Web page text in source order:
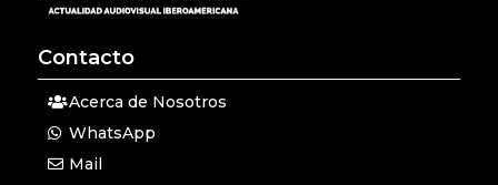
Contacto
Acerca de Nosotros
WhatsApp
Mail